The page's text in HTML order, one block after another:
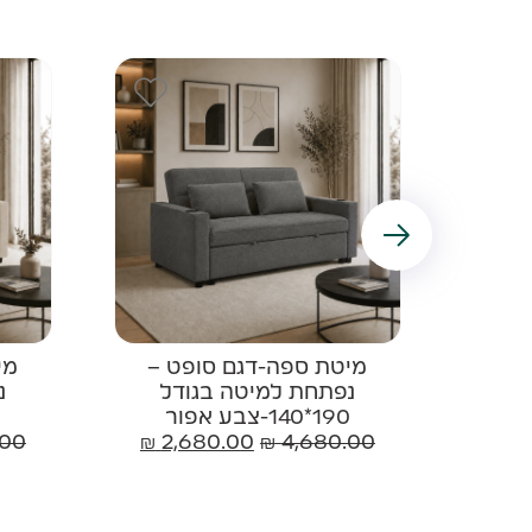
מיטת ספה-דגם סופט –
נפתחת למיטה בגודל
190*140-צבע אפור
4,680.00
₪
2,680.00
₪